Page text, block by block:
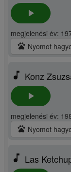
play_arrow
megjelenési év:
pets Nyomot
music_note Konz
play_arrow
megjelenési év:
pets Nyomot
music_note Las